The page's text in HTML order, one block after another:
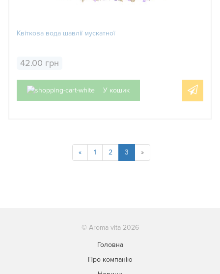
Квіткова вода шавлії мускатної
42.00 грн
У кошик
« 1 2 3 »
© Aroma-vita 2026
Головна
Про компанію